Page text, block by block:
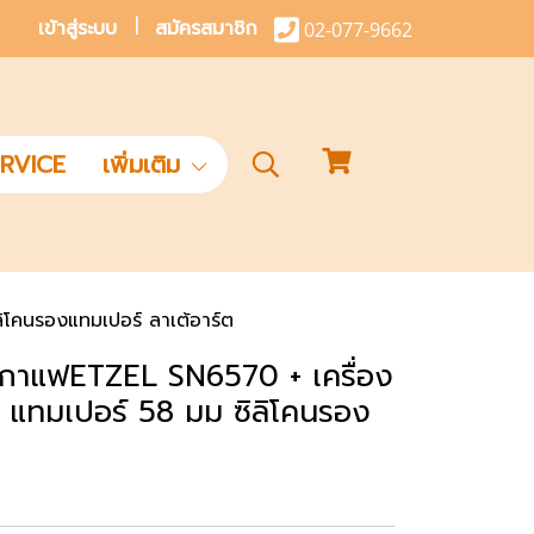
เข้าสู่ระบบ สมัครสมาชิก 02-077-9662
เพิ่มเติม
นรองแทมเปอร์ ลาเต้อาร์ต
แฟETZEL SN6570 + เครื่อง
ทมเปอร์ 58 มม ซิลิโคนรอง